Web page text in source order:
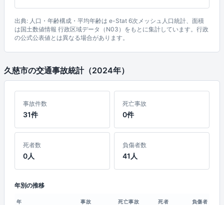
出典: 人口・年齢構成・平均年齢は e-Stat 6次メッシュ人口統計、面積
は国土数値情報 行政区域データ（N03）をもとに集計しています。行政
の公式公表値とは異なる場合があります。
久慈市の交通事故統計（2024年）
事故件数
31件
死亡事故
0件
死者数
0人
負傷者数
41人
年別の推移
年 事故 死亡事故 死者 負傷者